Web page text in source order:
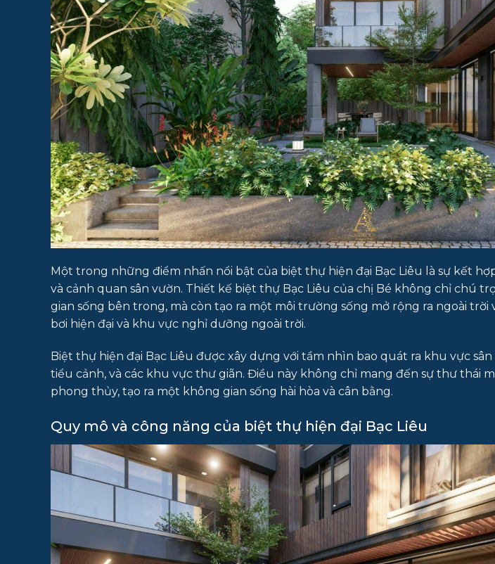
Một trong những điểm nhấn nổi bật của biệt thự hiện đại Bạc Liêu là sự kết
và cảnh quan sân vườn. Thiết kế biệt thự Bạc Liêu của chị Bé không chỉ chú
gian sống bên trong, mà còn tạo ra một môi trường sống mở rộng ra ngoài trời
bơi hiện đại và khu vực nghỉ dưỡng ngoài trời.
Biệt thự hiện đại Bạc Liêu được xây dựng với tầm nhìn bao quát ra khu vực
tiểu cảnh, và các khu vực thư giãn. Điều này không chỉ mang đến sự thư thái
phong thủy, tạo ra một không gian sống hài hòa và cân bằng.
Quy mô và công năng của biệt thự hiện đại Bạc Liêu